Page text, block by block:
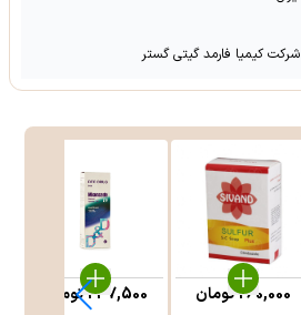
شرکت کیمیا فارمد گیتی گستر
260,000تومان 247,500تومان